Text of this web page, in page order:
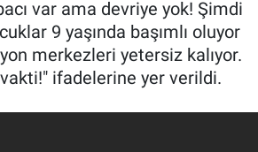
var ama devriye yok! Şimdi
9 yaşında başımlı oluyor
merkezleri yetersiz kalıyor.
ifadelerine yer verildi.